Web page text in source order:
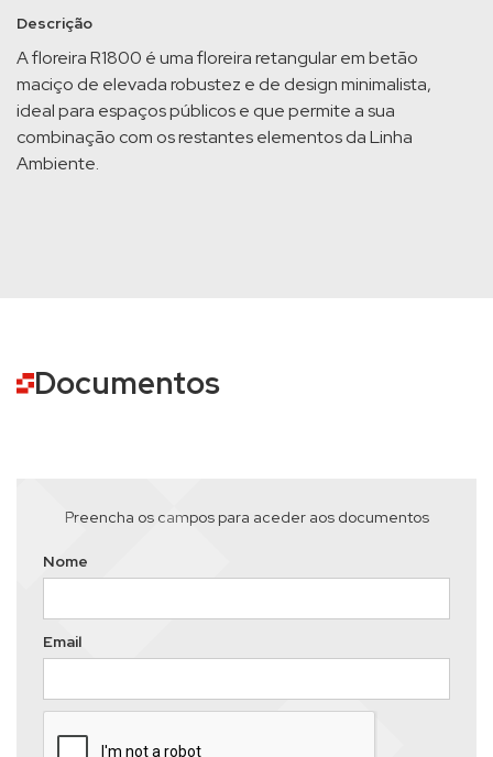
Descrição
A floreira R1800 é uma floreira retangular em betão
maciço de elevada robustez e de design minimalista,
ideal para espaços públicos e que permite a sua
combinação com os restantes elementos da Linha
Ambiente.
Documentos
Preencha os campos para aceder aos documentos
Nome
Email